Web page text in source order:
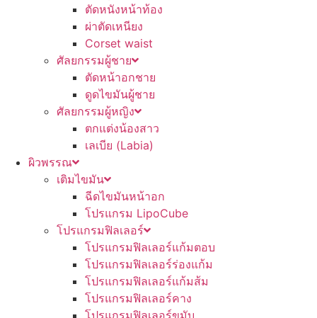
ตัดหนังหน้าท้อง
ผ่าตัดเหนียง
Corset waist
ศัลยกรรมผู้ชาย
ตัดหน้าอกชาย
ดูดไขมันผู้ชาย
ศัลยกรรมผู้หญิง
ตกแต่งน้องสาว
เลเบีย (Labia)
ผิวพรรณ
เติมไขมัน
ฉีดไขมันหน้าอก
โปรแกรม LipoCube
โปรแกรมฟิลเลอร์
โปรแกรมฟิลเลอร์แก้มตอบ
โปรแกรมฟิลเลอร์ร่องแก้ม
โปรแกรมฟิลเลอร์แก้มส้ม
โปรแกรมฟิลเลอร์คาง
โปรแกรมฟิลเลอร์ขมับ